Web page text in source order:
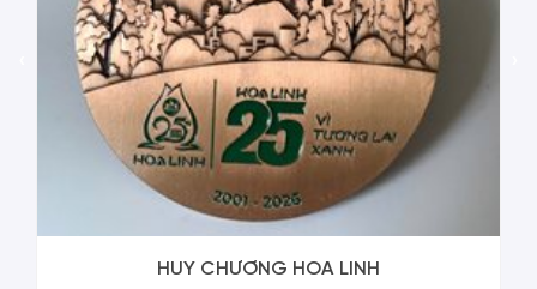
HUY CHƯƠNG HOA LINH